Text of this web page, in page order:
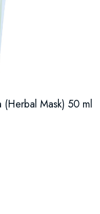
(Herbal Mask) 50 ml